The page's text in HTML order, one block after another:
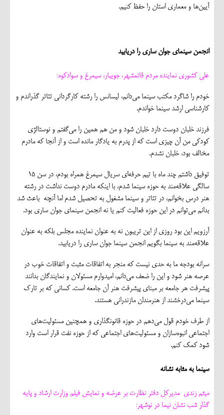
آیین‌ها و معماری استان را حفظ کنیم.
انجمن سینمای جوان ساری را دریابید
علی کشوری نماینده مردم قائمشهر، جویبار، سیمرغ و سوادکوه:
خودم را شاگرد مکتب سینما می‌دانم، لیسانس را رشته کارگردانی تئاتر گذراندم و
کارشناسی ارشد سینما خواندم.
فرزند خلبان دوست دارد خلبان شود و من هم همین را می‌گفتم و نوستالژی
کودکی من آن چیزی است که از پدرم به یادگار مانده است و از آنجا که مادرم
مخالف بود، خلبان نشدم.
توفیق داشتم چند ماه با تیم حرفه‌ای سریال سیمرغ همراه بودم، در سن ۱۵
سالگی علاقه‌مند به حوزه سینما شدم، با اینکه مادرم دوست نداشت در رشته
هنر درس بخوانم، در تئاتر و سینما مشغول به تحصیل شدم اما آنچه باعث شد
بدانم می‌توانم در این حوزه فعالیت کنم یا نه انجمن سینمای جوان ساری بود.
آرزویم این بود روزی از این تریبون نه به عنوان نماینده مجلس بلکه به عنوان
علاقه‌مند به سینما بگویم انجمن سینما جوان ساری را دریابید.
سرانه بودجه ما به حدی نیست که منجر به اتفاقات مثبت و اتفاقات خوب در
عرصه هنر شود و این را ضعف می‌دانم، امیدوارم مسئولان و نمایندگان بدانند
پیشرفت هر جامعه بر مبنای پیشرفت هنر آن جامعه است. کسانی که بر تارک
سینما می‌درخشند از هنرمندان مازندرانی هستند.
از طرف خودم قول می‌دهم در حوزه قانونگذاری و همچنین مسئولیت‌های
اجتماعی انبوه‌سازان و مسئولیت‌های اجتماعی که از حوزه نفت قرار است وارد
شود کمک کنم.
سینما به مثابه نشانه
میثم زندی مدیرکل دفتر نظارت بر عرضه و نمایش فیلم وزارت ارشاد و پایه
گذار شب نشان نیما در نوشهر: